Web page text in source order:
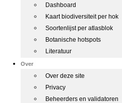
Dashboard
Kaart biodiversiteit per hok
Soortenlijst per atlasblok
Botanische hotspots
Literatuur
Over
Over deze site
Privacy
Beheerders en validatoren